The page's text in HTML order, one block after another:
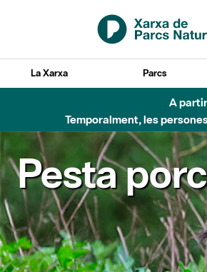
Salta al contingut principal
La Xarxa Parcs
A
Temporalment, les
Pesta